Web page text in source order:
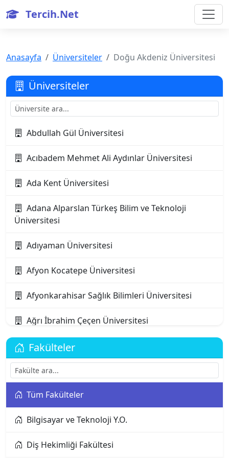
Tercih.Net
Anasayfa Üniversiteler Doğu Akdeniz Üniversitesi
Üniversiteler
Abdullah Gül Üniversitesi
Acıbadem Mehmet Ali Aydınlar Üniversitesi
Ada Kent Üniversitesi
Adana Alparslan Türkeş Bilim ve Teknoloji
Üniversitesi
Adıyaman Üniversitesi
Afyon Kocatepe Üniversitesi
Afyonkarahisar Sağlık Bilimleri Üniversitesi
Ağrı İbrahim Çeçen Üniversitesi
Akdeniz Karpaz Üniversitesi
Akdeniz Üniversitesi
Aksaray Üniversitesi
Alanya Alaaddin Keykubat Üniversitesi
Alanya Üniversitesi
Fakülteler
Tüm Fakülteler
Bilgisayar ve Teknoloji Y.O.
Diş Hekimliği Fakültesi